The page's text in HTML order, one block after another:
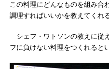
この料理にどんなものを組み合
調理すればいいかを教えてくれ
シェフ・ワトソンの教えに従
フに負けない料理をつくれると